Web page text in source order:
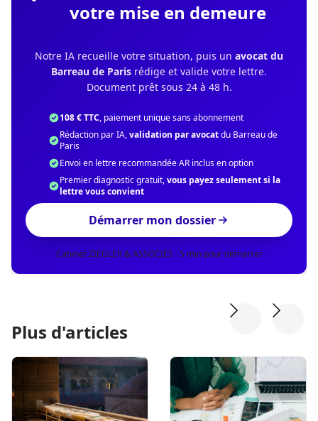
votre mise en demeure
Notre IA recueille votre situation, puis un avocat du
Barreau de Paris rédige et valide votre lettre.
Document prêt sous 24 à 48 h.
108 € TTC, paiement unique sans abonnement
Rédaction par IA,validation par avocatdu Barreau de
Paris
Envoi en lettre recommandée AR inclus en option
Premier diagnostic gratuit,vous payez seulement si la
lettre vous convient
Démarrer mon dossier
Cabinet ZIEGLER & ASSOCIÉS · 5 min pour démarrer
Plus d'articles